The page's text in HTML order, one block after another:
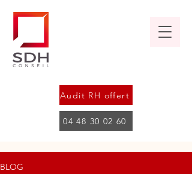
Audit RH offert
04 48 30 02 60
BLOG